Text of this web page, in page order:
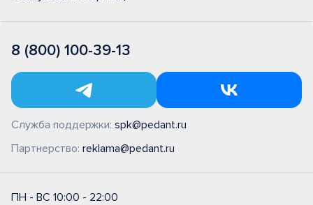
8 (800) 100-39-13
Служба поддержки: spk@pedant.ru
Партнерство: reklama@pedant.ru
ПН - ВС 10:00 - 22:00